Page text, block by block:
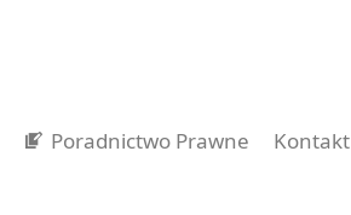
Poradnictwo Prawne Kontakt